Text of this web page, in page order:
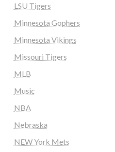
LSU Tigers
Minnesota Gophers
Minnesota Vikings
Missouri Tigers
MLB
Music
NBA
Nebraska
NEW York Mets